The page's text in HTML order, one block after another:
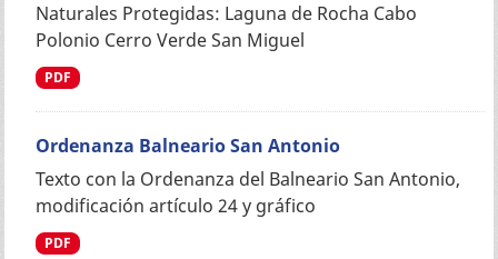
Naturales Protegidas: Laguna de Rocha Cabo
Polonio Cerro Verde San Miguel
PDF
Ordenanza Balneario San Antonio
Texto con la Ordenanza del Balneario San Antonio,
modificación artículo 24 y gráfico
PDF